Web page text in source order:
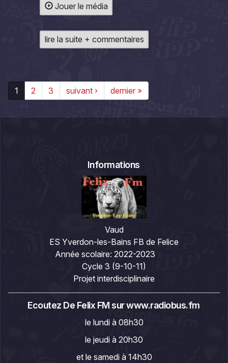
Jouer le média
lire la suite + commentaires
1 2 3 suivant › dernier »
Informations
Vaud
ES Yverdon-les-Bains FB de Felice
Année scolaire: 2022-2023
Cycle 3 (9-10-11)
Projet interdisciplinaire
Ecoutez De Felix FM surwww.radiobus.fm
le lundi à 08h30
le jeudi à 20h30
et le samedi à 14h30